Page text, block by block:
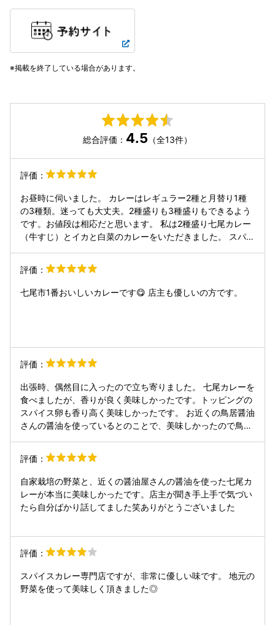
掲載を終了している場合があります。
総合評価： 4.5 （全13件）
評価：
お昼時に伺いました。 カレーはレギュラー2種と月替り1種
の3種類。迷っても大丈夫。2種盛りも3種盛りもできるよう
です。お値段は相応だと思います。 私は2種盛り七尾カレー
（牛すじ）とイカと白菜のカレーをいただきました。 スパイ
ルスパイスが入っているので、カルダモンとか香りのきつい
スパイスはガリッといかないように注意した方がいいかも。
カレーに付け合わせでお野菜がいっぱい乗ってるのですが、
それがまた美味しかったです。家で同じようにします。 お料
評価：
七尾市1番おいしいカレーです😋 店主も優しいの方です。
評価：
出張時、偶然目に入ったので立ち寄りました。 七尾カレーを
食べましたが、香りが良く美味しかったです。トッピングの
スパイス卵も香り高く美味しかったです。 お近くの鳥居醤油
さんの醤油を使っているとのことで、美味しかったので鳥居
い方々で、話しかけてくれて嬉しかったです。 また機会があ
れば食べに行きます。
評価：
自家栽培の野菜と、近くの醤油屋さんの醤油を使った七尾カ
レーが本当に美味しかったです。店主が聞き手上手で気づい
たら自分ばかり話してました笑ありがとうございました
評価：
スパイスカレー専門店ですが、非常に優しい味です。 地元の
野菜を使って美味しく頂きました◎